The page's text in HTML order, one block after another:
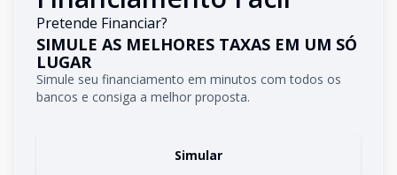
Pretende Financiar?
SIMULE AS MELHORES TAXAS EM UM SÓ
LUGAR
Simule seu financiamento em minutos com todos os
bancos e consiga a melhor proposta.
Simular